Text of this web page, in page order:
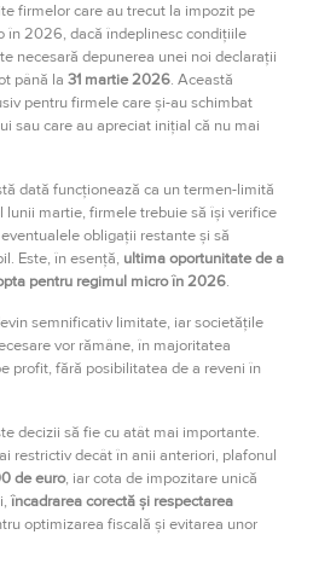
firmelor care au trecut la impozit pe
în 2026, dacă îndeplinesc condițiile
necesară depunerea unei noi declarații
până la31 martie 2026. Această
pentru firmele care și-au schimbat
sau care au apreciat inițial că nu mai
dată funcționează ca un termen-limită
lunii martie, firmele trebuie să își verifice
obligații restante și să
Este, în esență, ultima oportunitate de a
pentru regimul micro în 2026.
semnificativ limitate, iar societățile
vor rămâne, în majoritatea
profit, fără posibilitatea de a reveni în
decizii să fie cu atât mai importante.
restrictiv decât în anii anteriori, plafonul
de euro, iar cota de impozitare unică
încadrarea corectă și respectarea
optimizarea fiscală și evitarea unor